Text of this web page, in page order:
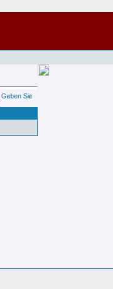
Sie